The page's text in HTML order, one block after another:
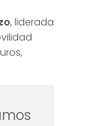
, liderada